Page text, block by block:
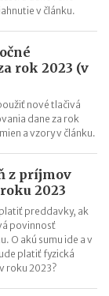
v článku.
rok 2023 (v
nové tlačivá
dane za rok
a vzory v článku.
z príjmov
2023
preddavky, ak
povinnosť
O akú sumu ide a v
platiť fyzická
roku 2023?